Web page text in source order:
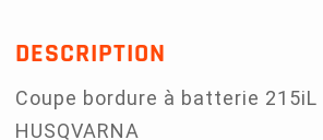
DESCRIPTION
Coupe bordure à batterie 215iL
HUSQVARNA